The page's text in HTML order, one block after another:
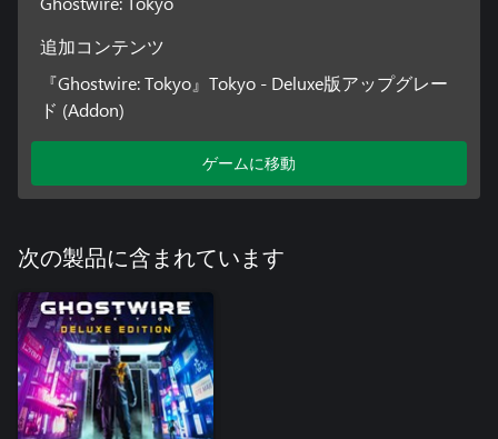
追加コンテンツ
『Ghostwire: Tokyo』Tokyo - Deluxe版アップグレー
ド (Addon)
ゲームに移動
次の製品に含まれています